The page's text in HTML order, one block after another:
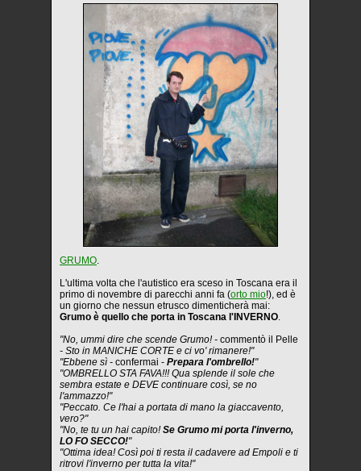
GRUMO.
L'ultima volta che l'autistico era sceso in Toscana era il
primo di novembre di parecchi anni fa (orto mio!), ed è
un giorno che nessun etrusco dimenticherà mai:
Grumo è quello che porta in Toscana l'INVERNO.
"No, ummi dire che scende Grumo! - commentò il Pelle
- Sto in MANICHE CORTE e ci vo' rimanere!"
"Ebbene sì - confermai - Prepara l'ombrello!"
"OMBRELLO STA FAVA!!! Qua splende il sole che
sembra estate e DEVE continuare così, se no
l'ammazzo!"
"Peccato. Ce l'hai a portata di mano la giaccavento,
vero?"
"No, te tu un hai capito!Se Grumo mi porta l'inverno,
LO FO SECCO!"
"Ottima idea! Così poi ti resta il cadavere ad Empoli e ti
ritrovi l'inverno per tutta la vita!"